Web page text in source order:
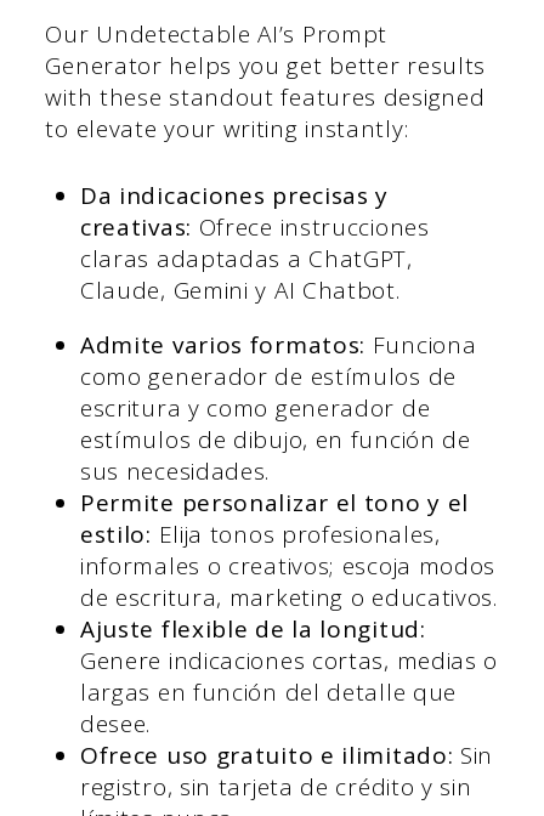
Our Undetectable AI’s Prompt
Generator helps you get better results
with these standout features designed
to elevate your writing instantly:
Da indicaciones precisas y
creativas: Ofrece instrucciones
claras adaptadas a ChatGPT,
Claude, Gemini y AI Chatbot.
Admite varios formatos: Funciona
como generador de estímulos de
escritura y como generador de
estímulos de dibujo, en función de
sus necesidades.
Permite personalizar el tono y el
estilo: Elija tonos profesionales,
informales o creativos; escoja modos
de escritura, marketing o educativos.
Ajuste flexible de la longitud:
Genere indicaciones cortas, medias o
largas en función del detalle que
desee.
Ofrece uso gratuito e ilimitado: Sin
registro, sin tarjeta de crédito y sin